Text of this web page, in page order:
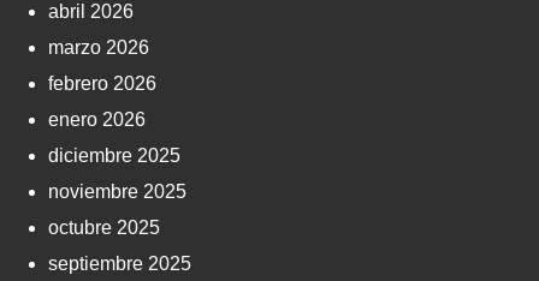
abril 2026
marzo 2026
febrero 2026
enero 2026
diciembre 2025
noviembre 2025
octubre 2025
septiembre 2025